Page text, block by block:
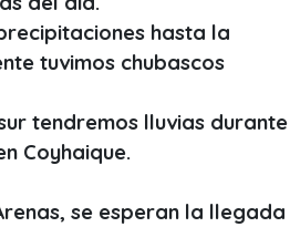
hasta la
tuvimos chubascos
tendremos lluvias durante
Coyhaique.
se esperan la llegada